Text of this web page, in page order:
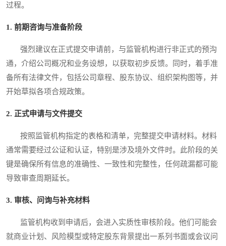
过程。
1. 前期咨询与准备阶段
强烈建议在正式提交申请前，与监管机构进行非正式的预沟
通，介绍公司概况和业务设想，以获取初步反馈。同时，着手准
备所有法律文件，包括公司章程、股东协议、组织架构图等，并
开始草拟各项合规政策。
2. 正式申请与文件提交
按照监管机构指定的表格和清单，完整提交申请材料。材料
通常需要经过公证和认证，特别是涉及境外文件时。此阶段的关
键是确保所有信息的准确性、一致性和完整性，任何疏漏都可能
导致审查周期延长。
3. 审核、问询与补充材料
监管机构收到申请后，会进入实质性审核阶段。他们可能会
就商业计划、风险模型或特定股东背景提出一系列书面或会议问